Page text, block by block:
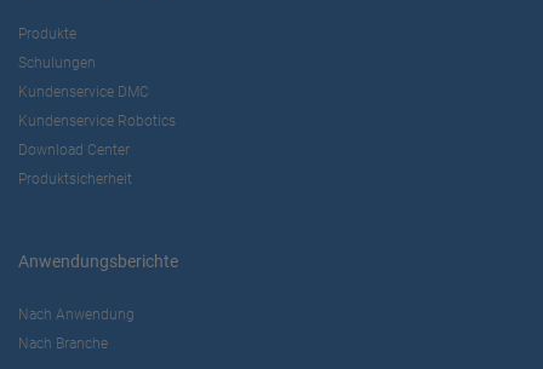
Produkte
Schulungen
Kundenservice DMC
Kundenservice Robotics
Download Center
Produktsicherheit
Anwendungsberichte
Nach Anwendung
Nach Branche